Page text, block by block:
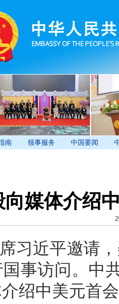
南 领事服务 中国要闻
向媒体介绍
习近平邀请
事访问。中
绍中美元首